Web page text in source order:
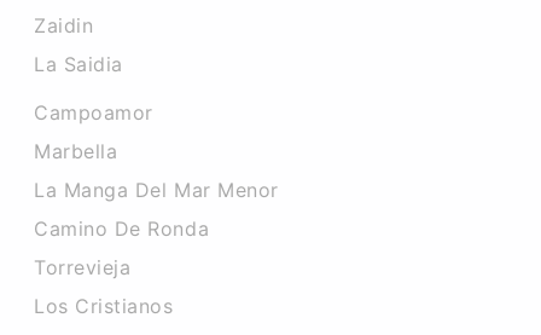
Zaidin
La Saidia
Campoamor
Marbella
La Manga Del Mar Menor
Camino De Ronda
Torrevieja
Los Cristianos